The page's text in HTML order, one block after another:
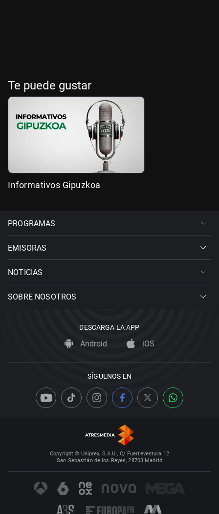
Te puede gustar
Informativos Gipuzkoa
PROGRAMAS
EMISORAS
NOTICIAS
SOBRE NOSOTROS
DESCARGA LA APP
Android iOS
SÍGUENOS EN
Copyright © Uniprex, S.A.U., C/ Fuerteventura 12
San Sebastián de los Reyes, 28703 Madrid